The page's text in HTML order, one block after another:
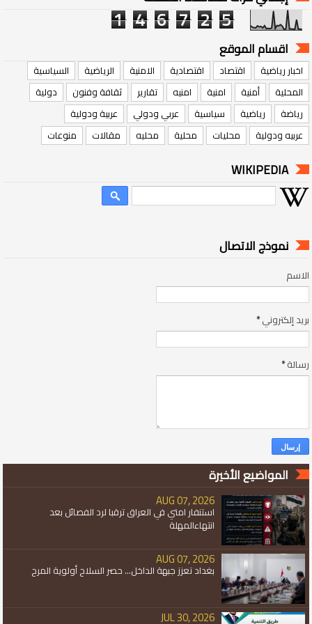
1 4 6 7 2 5
اقسام الموقع
اخبار رياضية اقتصاد اقتصادية الامنية الرياضية
السياسية
المحلية
أمنية امنية امنيه تقارير ثقافة وفنون
دولية
رياضة
رياضية سياسية عربي ودولي
عربية ودولية
عربيه ودولية
محليات محلية محليه مقالات منوعات
WIKIPEDIA
نموذج الاتصال
الاسم
بريد إلكتروني*
رسالة*
المواضيع الأخيرة
AUG 07, 2026
استنفار امتي في العراق ترقبا لرد الفصائل بعد
انتهاءالمهلة
AUG 07, 2026
بغداد تعزز جبهة الداخل... حصر السلاح أولوية المرح
JUL 30, 2026